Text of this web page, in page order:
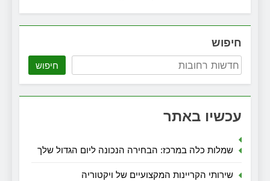
חיפוש
חיפוש
עכשיו באתר
שמלות כלה במרכז: הבחירה הנכונה ליום הגדול שלך
שירותי הקריינות המקצועיים של ויקטוריה